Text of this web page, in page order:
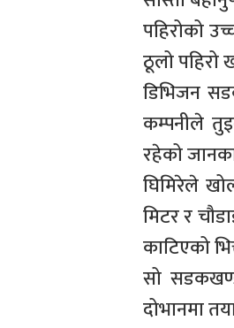
पहिरोको
ठूलो पहिरो
डिभिजन
कम्पनीले
रहेको
घिमिरेले
मिटर र
काटिएको
सो
दोभानमा